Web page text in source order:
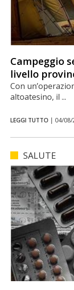
Campeggio
livello
Con
altoatesino, il ...
LEGGI TUTTO | 04/08/
SALUTE